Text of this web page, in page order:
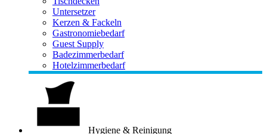
Untersetzer
Kerzen & Fackeln
Gastronomiebedarf
Guest Supply
Badezimmerbedarf
Hotelzimmerbedarf
Hygiene & Reinigung